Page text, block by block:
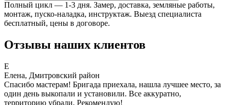
Полный цикл — 1-3 дня. Замер, доставка, земляные работы,
монтаж, пуско-наладка, инструктаж. Выезд специалиста
бесплатный, цены в договоре.
Отзывы наших клиентов
Е
Елена, Дмитровский район
Спасибо мастерам! Бригада приехала, нашла лучшее место, за
один день выкопали и установили. Все аккуратно,
территорию убрали. Рекомендую!